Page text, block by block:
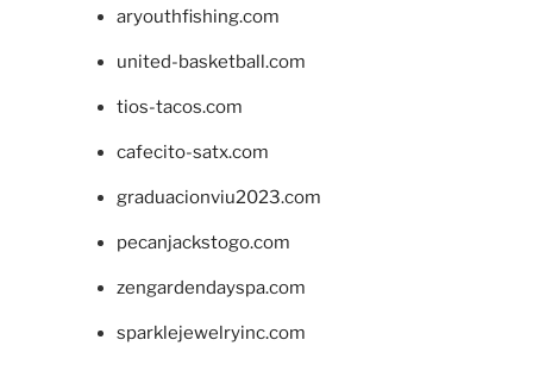
aryouthfishing.com
united-basketball.com
tios-tacos.com
cafecito-satx.com
graduacionviu2023.com
pecanjackstogo.com
zengardendayspa.com
sparklejewelryinc.com